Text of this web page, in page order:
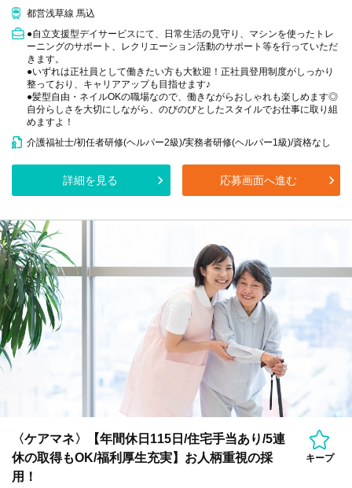
都営浅草線 馬込
●自立支援型デイサービスにて、日常生活の見守り、マシンを使ったトレ
ーニングのサポート、レクリエーション活動のサポート等を行っていただ
きます。
●いずれは正社員として働きたい方も大歓迎！正社員登用制度がしっかり
整っており、キャリアアップも目指せます♪
●髪型自由・ネイルOKの職場なので、働きながらおしゃれも楽しめます◎
自分らしさを大切にしながら、のびのびとしたスタイルでお仕事に取り組
めますよ！
介護福祉士/初任者研修(ヘルパー2級)/実務者研修(ヘルパー1級)/資格なし
詳細を見る 応募画面へ進む
〈ケアマネ〉【年間休日115日/住宅手当あり/5連
休の取得もOK/福利厚生充実】お人柄重視の採
用！
キープ